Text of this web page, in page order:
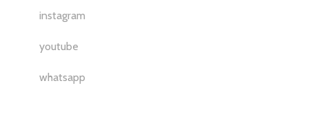
instagram
youtube
whatsapp